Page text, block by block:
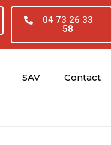
04 73 26 33
58
SAV Contact